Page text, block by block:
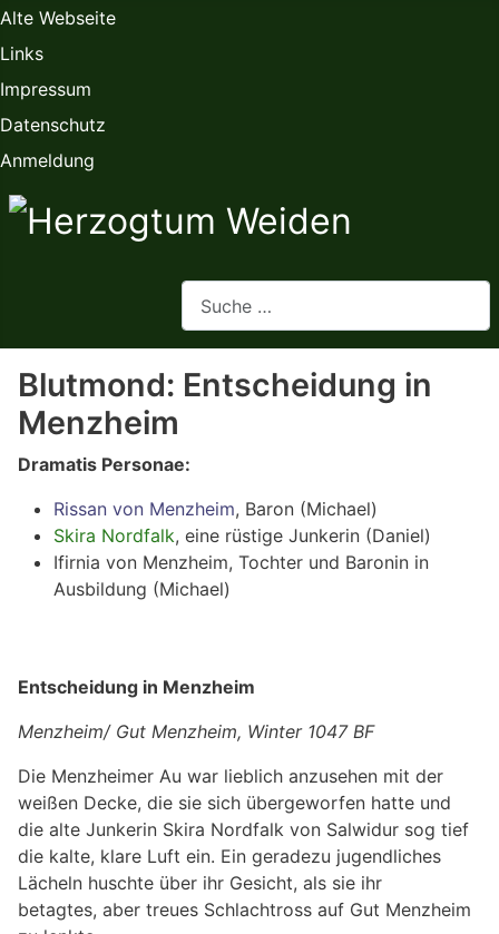
Alte Webseite
Links
Impressum
Datenschutz
Anmeldung
Blutmond: Entscheidung in
Menzheim
Dramatis Personae:
Rissan von Menzheim, Baron (Michael)
Skira Nordfalk, eine rüstige Junkerin (Daniel)
Ifirnia von Menzheim, Tochter und Baronin in
Ausbildung (Michael)
Entscheidung in Menzheim
Menzheim/ Gut Menzheim, Winter 1047 BF
Die Menzheimer Au war lieblich anzusehen mit der
weißen Decke, die sie sich übergeworfen hatte und
die alte Junkerin Skira Nordfalk von Salwidur sog tief
die kalte, klare Luft ein. Ein geradezu jugendliches
Lächeln huschte über ihr Gesicht, als sie ihr
betagtes, aber treues Schlachtross auf Gut Menzheim